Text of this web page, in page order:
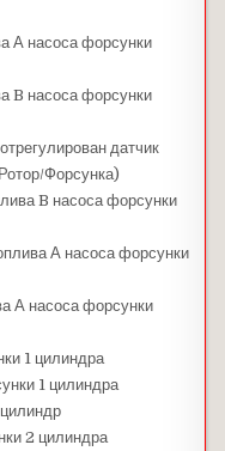
А насоса форсунки
B насоса форсунки
датчик
Форсунка)
B насоса форсунки
А насоса форсунки
А насоса форсунки
1 цилиндра
1 цилиндра
2 цилиндра